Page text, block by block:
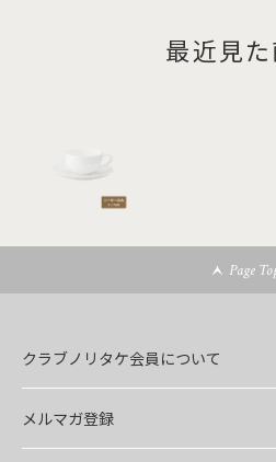
最近見た
Page
クラブノリタケ会員について
メルマガ登録